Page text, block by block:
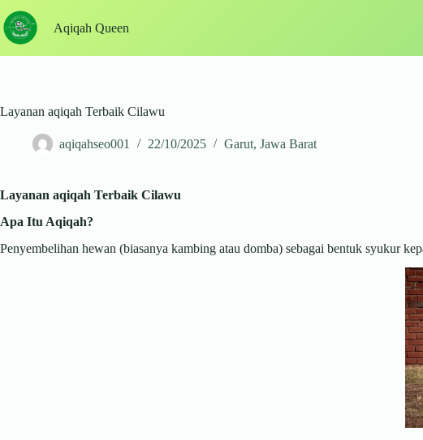
to
content
Aqiqah Queen
Layanan aqiqah Terbaik Cilawu
aqiqahseo001 22/10/2025 Garut, Jawa Barat
Layanan aqiqah Terbaik Cilawu
Apa Itu Aqiqah?
Penyembelihan hewan (biasanya kambing atau domba) sebagai bentuk syukur